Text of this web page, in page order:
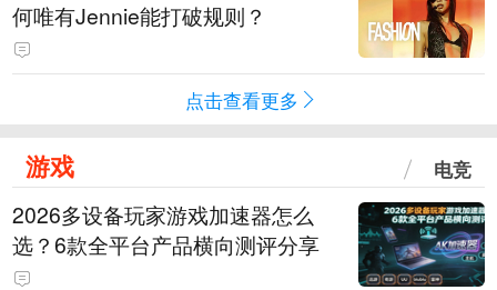
何唯有Jennie能打破规则？
点击查看更多
游戏 电竞
2026多设备玩家游戏加速器怎么
选？6款全平台产品横向测评分享